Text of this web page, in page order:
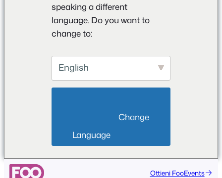
speaking a different
language. Do you want to
change to:
English
Language
Ottieni FooEvents